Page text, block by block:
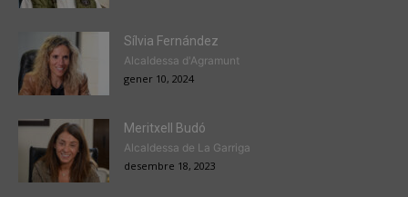
Sílvia Fernández
Alcaldessa d'Agramunt
gener 10, 2024
Meritxell Budó
Alcaldessa de La Garriga
desembre 18, 2023